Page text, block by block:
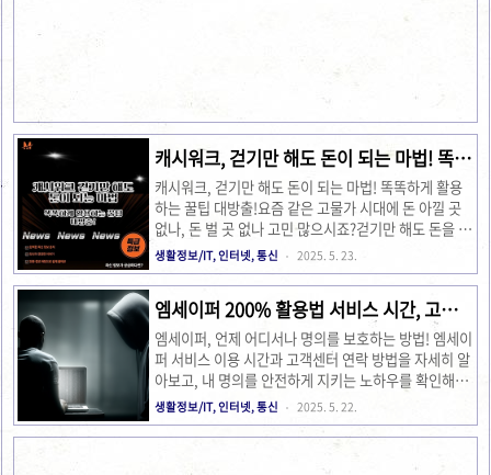
에 정리했습니다. 지금 바로 시작하기 B N T coin 연동
털 자산으로 바꾸는 암호화폐1단..
캐시워크, 걷기만 해도 돈이 되는 마법! 똑똑
하게 활용하는 꿀팁 대방출!
캐시워크, 걷기만 해도 돈이 되는 마법! 똑똑하게 활용
하는 꿀팁 대방출!요즘 같은 고물가 시대에 돈 아낄 곳
없나, 돈 벌 곳 없나 고민 많으시죠?걷기만 해도 돈을 벌
수 있다면 믿으시겠어요? 오늘은 누구나 쉽게 시작할 수
있는 앱테크의 최강자, 캐시워크에 대해 자세히 알아볼
거예요. 캐시워크는 우리의 일상 속 걷기 활동을 쏠쏠한
캐시로 바꿔주는 마법 같은 앱입니다. 그저 걷기만 했을
뿐인데, 어느새 쏠쏠한 캐시가 쌓이는 재미에 푹 빠지실
거예요. 캐시워크, 대체 왜 이렇게 인기가 많을까요?캐
시워크가 이렇게 많은 사랑을 받는 데는 다 이유가 있습
니다. 특별한 노력 없이도 일상 속 걷기만으로 캐시를
적립할 수 있다는 점이 가장 큰 매력이죠.바쁜 현대인들
에게 운동은 필수지만, 따로 시간을 내기란 쉽지 않은..
생활정보/IT, 인터넷, 통신 2025. 5. 23.
엠세이퍼 200% 활용법 서비스 시간, 고객센
터, 오류 대응까지!
엠세이퍼, 언제 어디서나 명의를 보호하는 방법! 엠세이
퍼 서비스 이용 시간과 고객센터 연락 방법을 자세히 알
아보고, 내 명의를 안전하게 지키는 노하우를 확인해보
세요.혹시 휴대폰이나 통신 서비스 가입할 때, '내 명의
가 혹시 잘못 사용되진 않을까?' 하고 불안했던 적 있으
신가요? 😅 저는 예전에 그런 걱정을 해본 적이 있어서,
엠세이퍼 서비스를 알고 나서 얼마나 안심이 됐는지 몰
생활정보/IT, 인터넷, 통신 2025. 5. 22.